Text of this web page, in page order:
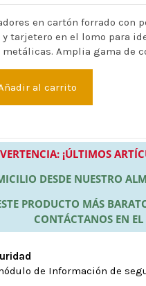
en cartón forrado con
tarjetero en el lomo para
Amplia gama de
al carrito
¡ÚLTIMOS
DESDE NUESTRO
PRODUCTO MÁS
CONTÁCTANOS EN
de Información de